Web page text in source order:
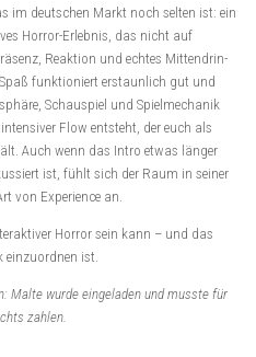
im deutschen Markt noch selten ist: ein
Horror-Erlebnis, das nicht auf
Reaktion und echtes Mittendrin-
funktioniert erstaunlich gut und
Schauspiel und Spielmechanik
Flow entsteht, der euch als
Auch wenn das Intro etwas länger
ist, fühlt sich der Raum in seiner
von Experience an.
Horror sein kann – und das
einzuordnen ist.
Malte wurde eingeladen und musste für
zahlen.